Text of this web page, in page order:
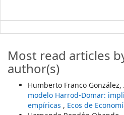
Most read articles
author(s)
Humberto Franco
modelo Harrod-Domar:
empíricas , Ecos de